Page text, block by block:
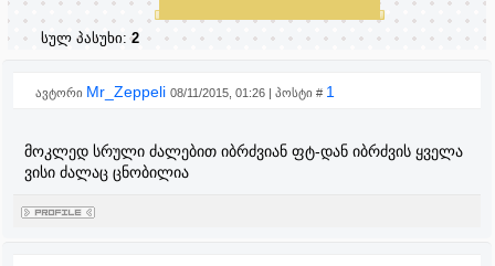
სულ პასუხი:2
ავტორი Mr_Zeppeli 08/11/2015, 01:26 | პოსტი # 1
მოკლედ სრული ძალებით იბრძვიან ფტ-დან იბრძვის ყველა
ვისი ძალაც ცნობილია